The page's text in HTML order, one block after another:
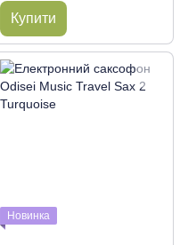
Купити
Новинка